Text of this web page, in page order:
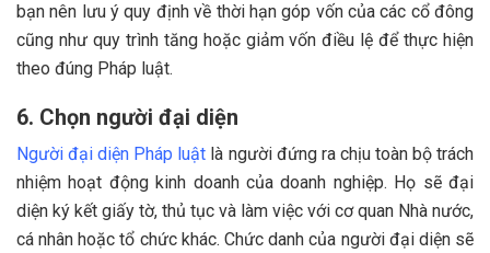
bạn nên lưu ý quy định về thời hạn góp vốn của các cổ đông
cũng như quy trình tăng hoặc giảm vốn điều lệ để thực hiện
theo đúng Pháp luật.
6. Chọn người đại diện
Người đại diện Pháp luật là người đứng ra chịu toàn bộ trách
nhiệm hoạt động kinh doanh của doanh nghiệp. Họ sẽ đại
diện ký kết giấy tờ, thủ tục và làm việc với cơ quan Nhà nước,
cá nhân hoặc tổ chức khác. Chức danh của người đại diện sẽ